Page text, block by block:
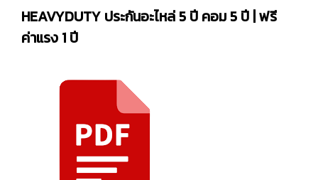
HEAVYDUTY ประกันอะไหล่ 5 ปี คอม 5 ปี | ฟรี
ค่าแรง 1 ปี